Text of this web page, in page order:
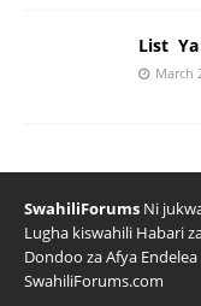
List Ya
March
SwahiliForums Ni
Lugha kiswahili Habari
Dondoo za Afya
SwahiliForums.com